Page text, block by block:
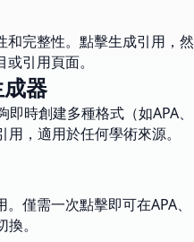
完整性。點擊生成引用，然
引用頁面。
器
時創建多種格式（如APA、
，適用於任何學術來源。
僅需一次點擊即可在APA、
。